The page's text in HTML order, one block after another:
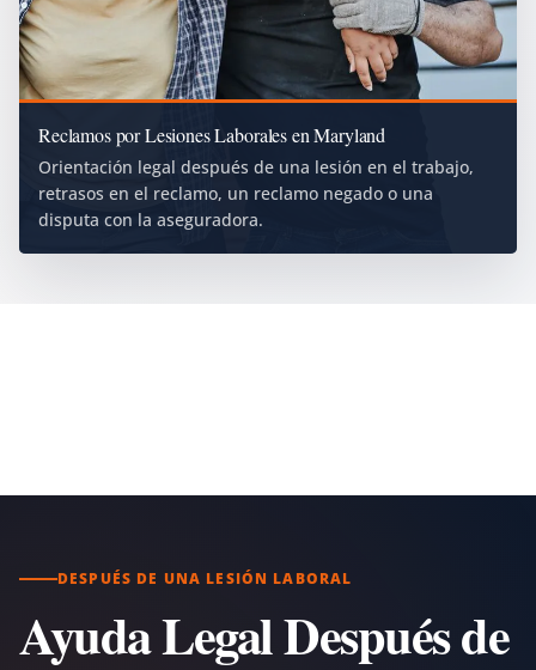
Reclamos por Lesiones Laborales en Maryland
Orientación legal después de una lesión en el trabajo,
retrasos en el reclamo, un reclamo negado o una
disputa con la aseguradora.
DESPUÉS DE UNA LESIÓN LABORAL
Ayuda Legal Después de